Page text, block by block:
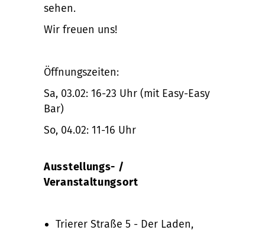
sehen.
Wir freuen uns!
Öffnungszeiten:
Sa, 03.02: 16-23 Uhr (mit Easy-Easy
Bar)
So, 04.02: 11-16 Uhr
Ausstellungs- /
Veranstaltungsort
Trierer Straße 5 - Der Laden,